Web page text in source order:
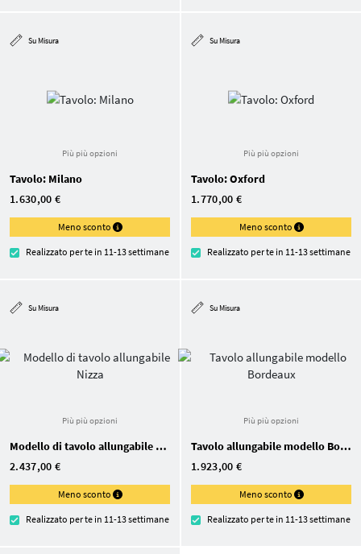
Su Misura
Più più opzioni
Tavolo: Milano
1.630,00 €
Meno sconto
Realizzato per te in 11-13 settimane
Su Misura
Più più opzioni
Tavolo: Oxford
1.770,00 €
Meno sconto
Realizzato per te in 11-13 settimane
Su Misura
Più più opzioni
Modello di tavolo allungabile Nizza
2.437,00 €
Meno sconto
Realizzato per te in 11-13 settimane
Su Misura
Più più opzioni
Tavolo allungabile modello Bordeaux
1.923,00 €
Meno sconto
Realizzato per te in 11-13 settimane